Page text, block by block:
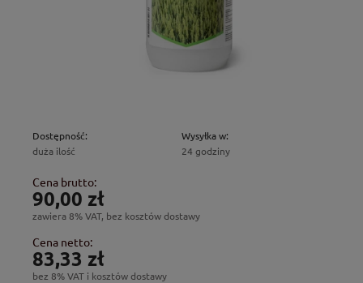
Dostępność:
duża ilość
Wysyłka w:
24 godziny
Cena brutto:
90,00 zł
zawiera 8% VAT, bez kosztów dostawy
Cena netto:
83,33 zł
bez 8% VAT i kosztów dostawy